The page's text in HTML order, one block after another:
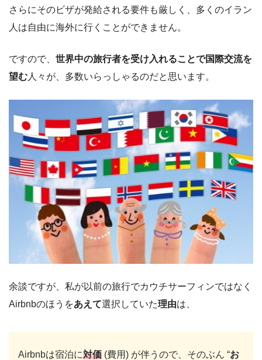
さらにそのビザが発給される要件も厳しく、多くのイラン
人は自由に海外に行くことができません。
ですので、 世界中の旅行者を受け入れることで国際交流を
望む人々が、多数いらっしゃるのだと思います。
余談ですが、私が以前の旅行でカウチサーフィンではなく
Airbnbのほうをあえて選択していた理由は、
Airbnbは宿泊に対価 (費用) が伴うので、そのぶん “お